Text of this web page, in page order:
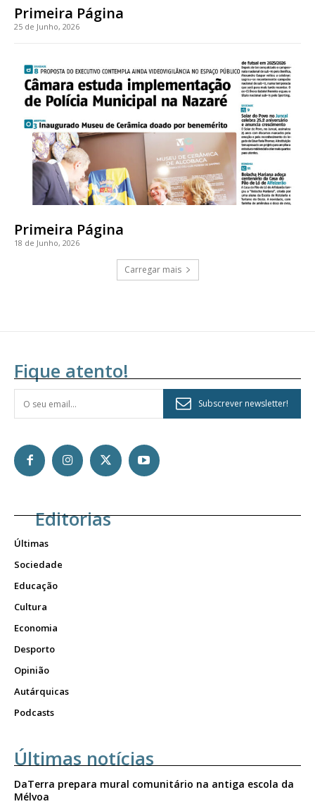
Primeira Página
25 de Junho, 2026
Primeira Página
18 de Junho, 2026
Carregar mais
Fique atento!
Subscrever newsletter!
Editorias
Últimas
Sociedade
Educação
Cultura
Economia
Desporto
Opinião
Autárquicas
Podcasts
Últimas notícias
DaTerra prepara mural comunitário na antiga escola da
Mélvoa